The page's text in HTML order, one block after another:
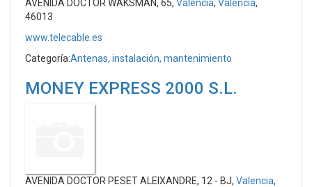
AVENIDA DOCTOR WAKSMAN, 65, Valencia, Valencia,
46013
www.telecable.es
Categoría:Antenas, instalación, mantenimiento
MONEY EXPRESS 2000 S.L.
AVENIDA DOCTOR PESET ALEIXANDRE, 12 - BJ, Valencia,